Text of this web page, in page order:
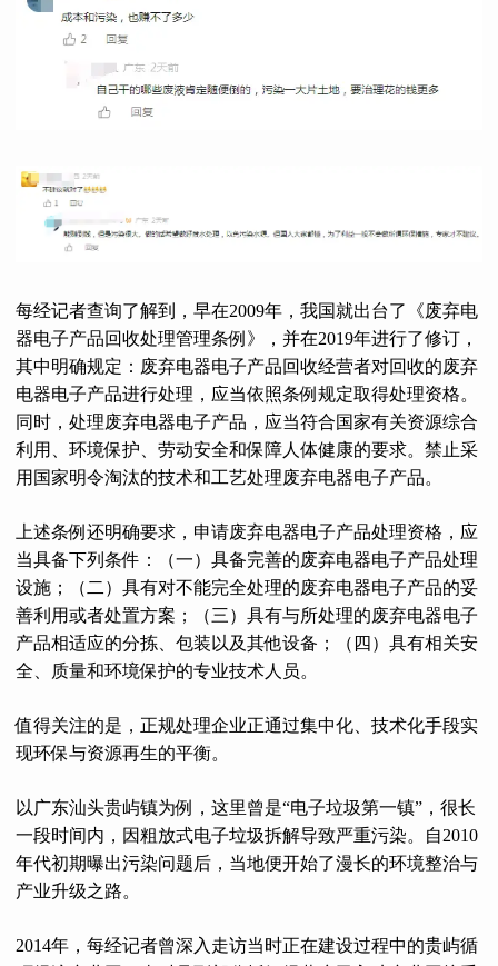
每经记者查询了解到，早在2009年，我国就出台了《废弃电
器电子产品回收处理管理条例》，并在2019年进行了修订，
其中明确规定：废弃电器电子产品回收经营者对回收的废弃
电器电子产品进行处理，应当依照条例规定取得处理资格。
同时，处理废弃电器电子产品，应当符合国家有关资源综合
利用、环境保护、劳动安全和保障人体健康的要求。禁止采
用国家明令淘汰的技术和工艺处理废弃电器电子产品。
上述条例还明确要求，申请废弃电器电子产品处理资格，应
当具备下列条件：（一）具备完善的废弃电器电子产品处理
设施；（二）具有对不能完全处理的废弃电器电子产品的妥
善利用或者处置方案；（三）具有与所处理的废弃电器电子
产品相适应的分拣、包装以及其他设备；（四）具有相关安
全、质量和环境保护的专业技术人员。
值得关注的是，正规处理企业正通过集中化、技术化手段实
现环保与资源再生的平衡。
以广东汕头贵屿镇为例，这里曾是“电子垃圾第一镇”，很长
一段时间内，因粗放式电子垃圾拆解导致严重污染。自2010
年代初期曝出污染问题后，当地便开始了漫长的环境整治与
产业升级之路。
2014年，每经记者曾深入走访当时正在建设过程中的贵屿循